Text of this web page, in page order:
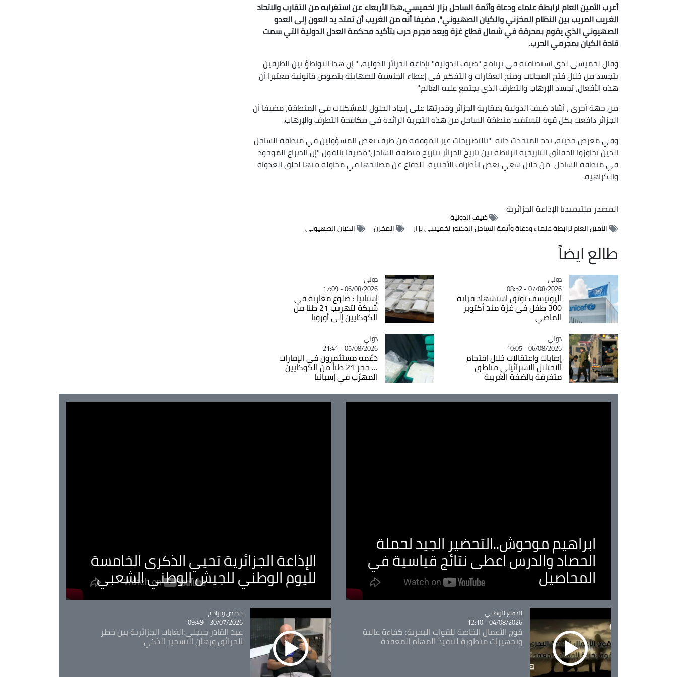
أعرب الأمين العام لرابطة علماء ودعاة وأئمة الساحل بزاز لخميسي،هذا الأربعاء عن استغرابه من التقارب والاتحاد
الغريب المريب بين النظام المخزني والكيان الصهيوني"، مضيفا أنه من الغريب أن تمتد يد العون إلى العدو
الصهيوني الذي يقوم بمحرقة في شمال قطاع غزة ويعد مجرم حرب بتأكيد محكمة العدل الدولية التي سمت
قادة الكيان بمجرمي الحرب.
وقال لخميسي لدى استضافته في برنامج "ضيف الدولية" بإذاعة الجزائر الدولية، " إن هذا التواطؤ بين الطرفين
يتجسد من خلال فتح المجالات ومنح العقارات و التفكير في إعطاء الجنسية للصهاينة بنصوص قانونية معتبرا أن
هذه الأفعال، تجسد الإرهاب والتطرف الذي يجتمع عليه العالم."
من جهة أخرى ، أشاد ضيف الدولية بمقاربة الجزائر وقدرتها على إيجاد الحلول للمشكلات في المنطقة، مضيفا أن
الجزائر دافعت بكل قوة لتستفيد منطقة الساحل من هذه التجربة الرائدة في مكافحة التطرف والإرهاب.
وفي معرض حديثه، ندد المتحدث ذاته "بالتصريحات غير الموفقة من طرف بعض المسؤولين في منطقة الساحل
الذين تجاوزوا الحقائق التاريخية الرابطة بين تاريخ الجزائر بتاريخ منطقة الساحل"مضيفا بالقول "إن الصراع الموجود
في منطقة الساحل من خلال سعي بعض الأطراف الأجنبية للدفاع عن مصالحها في محاولة منها لخلق العدواة
والكراهية.
المصدر ملتيميديا الإذاعة الجزائرية
ضيف الدولية
الأمين العام لرابطة علماء ودعاة وأئمة الساحل الدكتور لخميسي بزاز
المخزن الكيان الصهيوني
طالع ايضاً
Catégorie
دولي
07/08/2026 - 08:52
اليونيسف توثق استشهاد قرابة
300 طفل في غزة منذ أكتوبر
الماضي
Catégorie
دولي
06/08/2026 - 17:09
إسبانيا : ضلوع مغاربة في
شبكة لتهريب 21 طنا من
الكوكايين إلى أوروبا
Catégorie
دولي
06/08/2026 - 10:05
إصابات واعتقالات خلال اقتحام
الاحتلال الاسرائيلي مناطق
متفرقة بالضفة الغربية
Catégorie
دولي
05/08/2026 - 21:41
دعّمه مستثمرون في الإمارات
... حجز 21 طناً من الكوكايين
المهرّب في إسبانيا
ابراهيم موحوش..التحضير الجيد لحملة
الحصاد والدرس اعطى نتائج قياسية في
المحاصيل
الإذاعة الجزائرية تحيي الذكرى الخامسة
لليوم الوطني للجيش الوطني الشعبي
Catégorie
الدفاع الوطني
04/08/2026 - 12:10
فوج الأعمال الخاصة للقوات البحرية: كفاءة عالية
وتجهيزات متطورة لتنفيذ المهام المعقدة
Catégorie
حصص وبرامج
30/07/2026 - 09:49
عبد القادر جيجلي:الغابات الجزائرية بين خطر
الحرائق ورهان التشجير الذكي